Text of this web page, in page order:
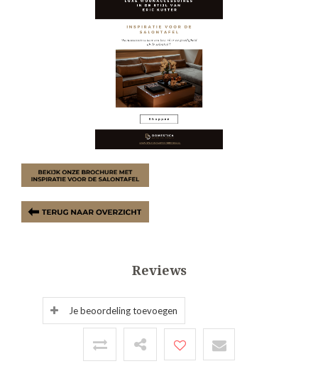
Reviews
Je beoordeling toevoegen